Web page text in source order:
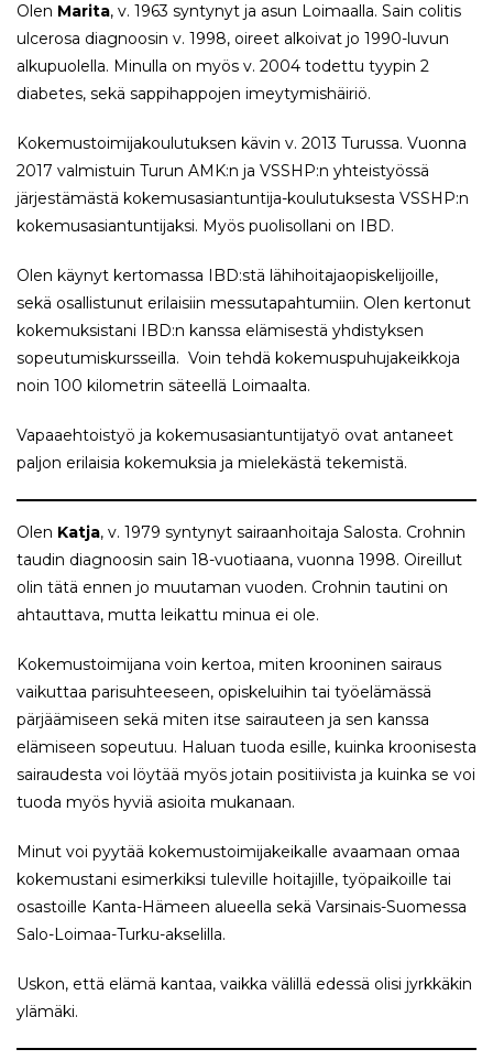
Olen Marita, v. 1963 syntynyt ja asun Loimaalla. Sain colitis
ulcerosa diagnoosin v. 1998, oireet alkoivat jo 1990-luvun
alkupuolella. Minulla on myös v. 2004 todettu tyypin 2
diabetes, sekä sappihappojen imeytymishäiriö.
Kokemustoimijakoulutuksen kävin v. 2013 Turussa. Vuonna
2017 valmistuin Turun AMK:n ja VSSHP:n yhteistyössä
järjestämästä kokemusasiantuntija-koulutuksesta VSSHP:n
kokemusasiantuntijaksi. Myös puolisollani on IBD.
Olen käynyt kertomassa IBD:stä lähihoitajaopiskelijoille,
sekä osallistunut erilaisiin messutapahtumiin. Olen kertonut
kokemuksistani IBD:n kanssa elämisestä yhdistyksen
sopeutumiskursseilla. Voin tehdä kokemuspuhujakeikkoja
noin 100 kilometrin säteellä Loimaalta.
Vapaaehtoistyö ja kokemusasiantuntijatyö ovat antaneet
paljon erilaisia kokemuksia ja mielekästä tekemistä.
Olen Katja, v. 1979 syntynyt sairaanhoitaja Salosta. Crohnin
taudin diagnoosin sain 18-vuotiaana, vuonna 1998. Oireillut
olin tätä ennen jo muutaman vuoden. Crohnin tautini on
ahtauttava, mutta leikattu minua ei ole.
Kokemustoimijana voin kertoa, miten krooninen sairaus
vaikuttaa parisuhteeseen, opiskeluihin tai työelämässä
pärjäämiseen sekä miten itse sairauteen ja sen kanssa
elämiseen sopeutuu. Haluan tuoda esille, kuinka kroonisesta
sairaudesta voi löytää myös jotain positiivista ja kuinka se voi
tuoda myös hyviä asioita mukanaan.
Minut voi pyytää kokemustoimijakeikalle avaamaan omaa
kokemustani esimerkiksi tuleville hoitajille, työpaikoille tai
osastoille Kanta-Hämeen alueella sekä Varsinais-Suomessa
Salo-Loimaa-Turku-akselilla.
Uskon, että elämä kantaa, vaikka välillä edessä olisi jyrkkäkin
ylämäki.